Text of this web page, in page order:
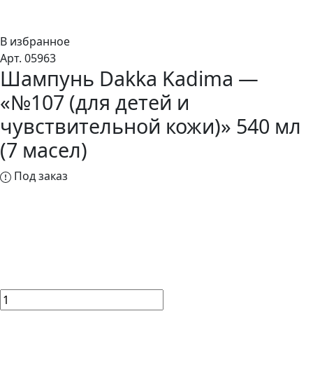
В избранное
Арт. 05963
Шампунь Dakka Kadima —
«№107 (для детей и
чувствительной кожи)» 540 мл
(7 масел)
Под заказ